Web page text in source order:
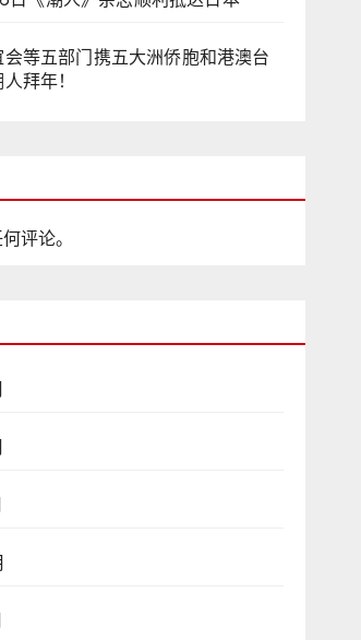
等五部门携五大洲侨胞和港澳台
拜年！
评论。